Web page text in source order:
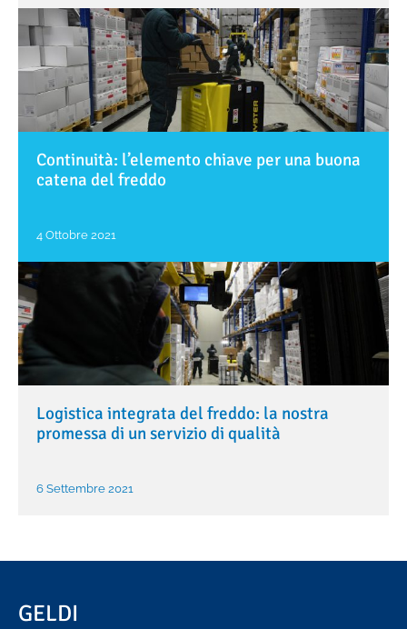
Continuità: l’elemento chiave per una buona
catena del freddo
4 Ottobre 2021
Logistica integrata del freddo: la nostra
promessa di un servizio di qualità
6 Settembre 2021
GELDI